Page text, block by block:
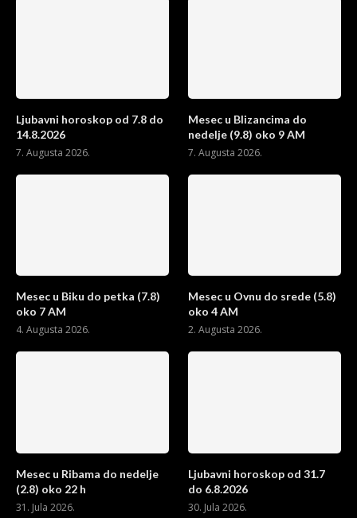
Ljubavni horoskop od 7.8 do
14.8.2026
7. Augusta 2026.
Mesec u Blizancima do
nedelje (9.8) oko 9 AM
7. Augusta 2026.
Mesec u Biku do petka (7.8)
oko 7 AM
4. Augusta 2026.
Mesec u Ovnu do srede (5.8)
oko 4 AM
2. Augusta 2026.
Mesec u Ribama do nedelje
(2.8) oko 22 h
31. Jula 2026.
Ljubavni horoskop od 31.7
do 6.8.2026
30. Jula 2026.